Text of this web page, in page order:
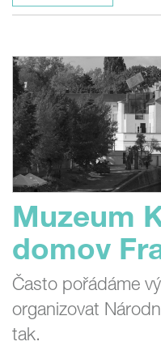
Muzeum
domov
Často pořádáme
organizovat
tak.